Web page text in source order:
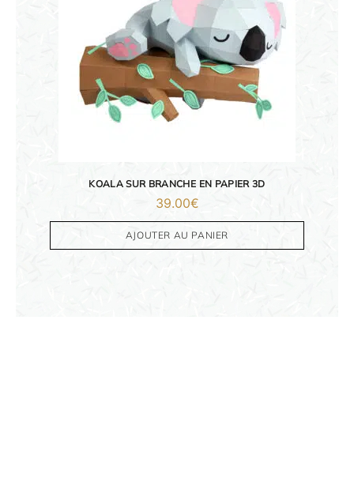
KOALA SUR BRANCHE EN PAPIER 3D
39.00€
AJOUTER AU PANIER